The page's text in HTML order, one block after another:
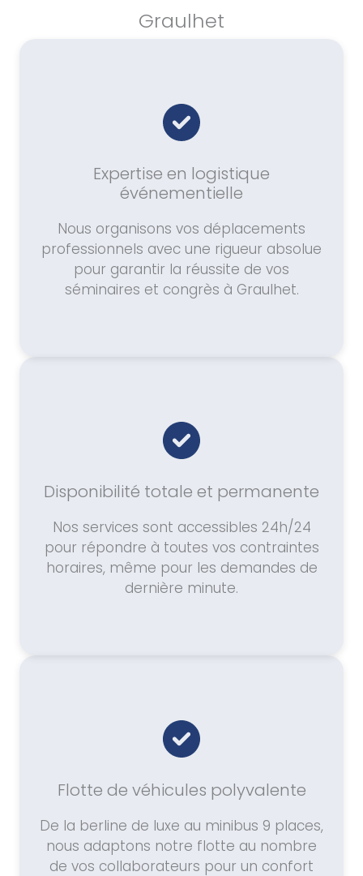
Graulhet
Expertise en logistique
événementielle
Nous organisons vos déplacements
professionnels avec une rigueur absolue
pour garantir la réussite de vos
séminaires et congrès à Graulhet.
Disponibilité totale et permanente
Nos services sont accessibles 24h/24
pour répondre à toutes vos contraintes
horaires, même pour les demandes de
dernière minute.
Flotte de véhicules polyvalente
De la berline de luxe au minibus 9 places,
nous adaptons notre flotte au nombre
de vos collaborateurs pour un confort